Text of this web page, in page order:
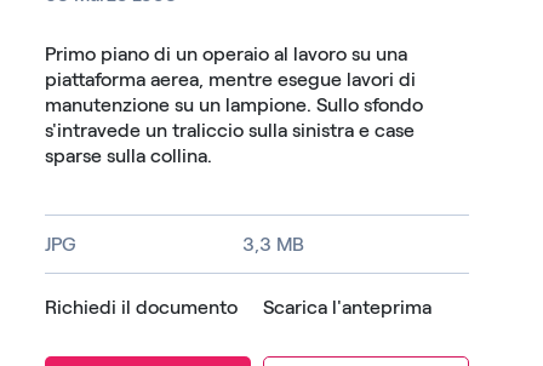
Primo piano di un operaio al lavoro su una
piattaforma aerea, mentre esegue lavori di
manutenzione su un lampione. Sullo sfondo
s'intravede un traliccio sulla sinistra e case
sparse sulla collina.
JPG 3,3 MB
Richiedi il documento Scarica l'anteprima